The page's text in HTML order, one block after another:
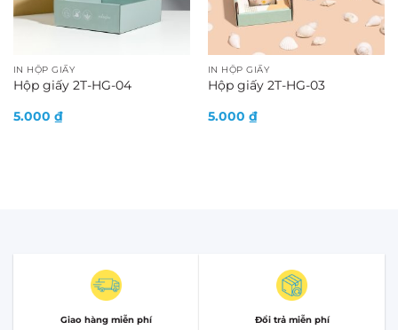
IN HỘP GIẤY
Hộp giấy 2T-HG-04
5.000 ₫
IN HỘP GIẤY
Hộp giấy 2T-HG-03
5.000 ₫
Giao hàng miễn phí
Đổi trả miễn phí